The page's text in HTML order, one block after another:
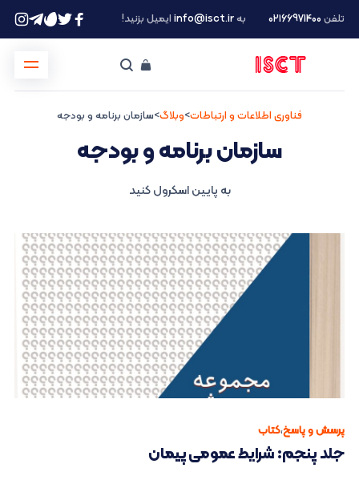
تلفن ۰۲۱66971400 بهinfo@isct.irایمیل بزنید!
فناوری اطلاعات و ارتباطات>وبلاگ>سازمان برنامه و بودجه
سازمان برنامه و بودجه
به پایین اسکرول کنید
پرسش و پاسخ،کتاب
جلد پنجم: شرایط عمومی پیمان